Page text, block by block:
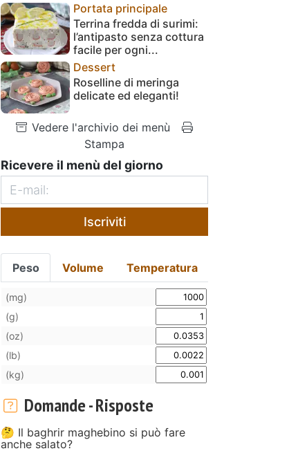
Portata principale
Terrina fredda di surimi:
l’antipasto senza cottura
facile per ogni...
Dessert
Roselline di meringa
delicate ed eleganti!
Vedere l'archivio dei menù
Stampa
Ricevere il menù del giorno
Iscriviti
Peso Volume Temperatura
(mg)
(g)
(oz)
(lb)
(kg)
Domande - Risposte
🤔 Il baghrir maghebino si può fare
anche salato?